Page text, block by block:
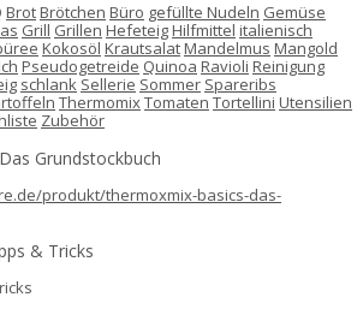
BrotBrötchen Büro gefüllte Nudeln Gemüse
Grill Grillen HefeteigHilfmittel italienisch
Kokosöl KrautsalatMandelmus Mangold
Pseudogetreide Quinoa Ravioli Reinigung
schlank Sellerie Sommer Spareribs
ThermomixTomaten Tortellini Utensilien
Zubehör
Grundstockbuch
& Tricks